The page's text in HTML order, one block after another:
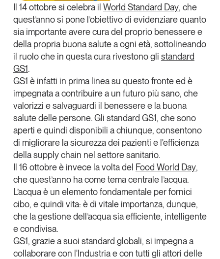
Tendenze Journal
La nostra newsletter nella tua email
Iscriviti
Un anno di
Tendenze2026
Leggi il magazine
Il 14 ottobre si celebra il World Standard Day, che
quest’anno si pone l’obiettivo di evidenziare quanto
sia importante avere cura del proprio benessere e
della propria buona salute a ogni età, sottolineando
il ruolo che in questa cura rivestono gli standard
GS1.
GS1 è infatti in prima linea su questo fronteed è
impegnata a contribuire a un futuro più sano, che
valorizzi e salvaguardi il benessere e la buona
salute delle persone. Gli standard GS1, che sono
aperti e quindi disponibili a chiunque, consentono
di migliorare la sicurezza dei pazienti e l'efficienza
della supply chain nel settore sanitario.
Il 16 ottobre è invece la volta del Food World Day,
che quest’anno ha come tema centrale l’acqua.
L’acqua è un elemento fondamentale per fornici
cibo, e quindi vita: è di vitale importanza, dunque,
che la gestione dell’acqua sia efficiente, intelligente
e condivisa.
GS1, grazie a suoi standard globali, si impegna a
collaborare con l'Industria e con tutti gli attori delle